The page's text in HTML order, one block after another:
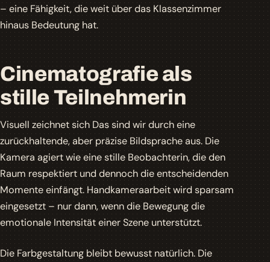
– eine Fähigkeit, die weit über das Klassenzimmer
hinaus Bedeutung hat.
Cinematografie als
stille Teilnehmerin
Visuell zeichnet sichDas sind wirdurch eine
zurückhaltende, aber präzise Bildsprache aus. Die
Kamera agiert wie eine stille Beobachterin, die den
Raum respektiert und dennoch die entscheidenden
Momente einfängt.Handkameraarbeit wird sparsam
eingesetzt– nur dann, wenn die Bewegung die
emotionale Intensität einer Szene unterstützt.
Die Farbgestaltung bleibt bewusst natürlich. Die